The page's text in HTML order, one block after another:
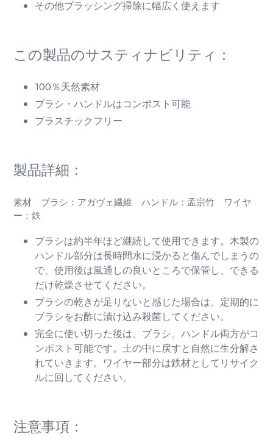
その他ブラッシング掃除に幅広く使えます
この製品のサスティナビリティ：
100％天然素材
ブラシ・ハンドルはコンポスト可能
プラスチックフリー
製品詳細：
素材 ブラシ：アガヴェ繊維 ハンドル：孟宗竹 ワイヤ
ー：鉄
ブラシは約半年ほど継続して使用できます。木製の
ハンドル部分は長時間水に浸かると傷んでしまうの
で、使用後は風通しの良いところで保管し、できる
だけ乾燥させてください。
ブラシの乾きが足りないと感じた場合は、定期的に
ブラシをお酢に漬け込み殺菌してください。
完全に使い切った後は、ブラシ、ハンドル両方がコ
ンポスト可能です。土の中に戻すと自然に生分解さ
れていきます。ワイヤー部分は鉄材としてリサイク
ルに回してください。
注意事項：